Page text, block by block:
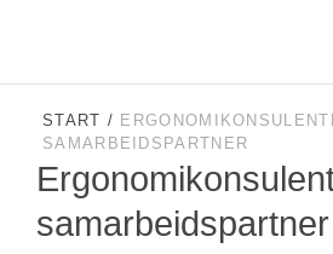
START /
SAMARBEIDSPARTNER
samarbeidspartner